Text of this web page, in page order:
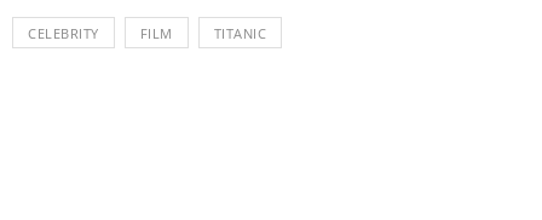
CELEBRITY FILM TITANIC